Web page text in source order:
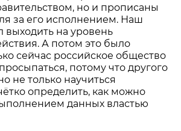
но и прописаны
за его исполнением. Наш
выходить на уровень
А потом это было
сейчас российское общество
потому что другого
не только научиться
определить, как можно
данных властью